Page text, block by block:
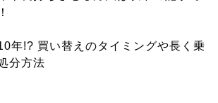
年!? 買い替えのタイミングや長く乗
分方法